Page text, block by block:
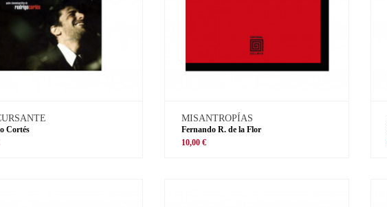
Cortés
MISANTROPÍAS
Fernando R. de la Flor
10,00 €